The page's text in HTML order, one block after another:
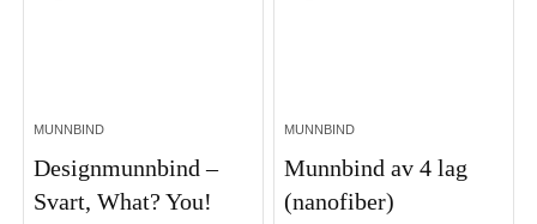
MUNNBIND
Designmunnbind –
Svart, What? You!
MUNNBIND
Munnbind av 4 lag
(nanofiber)